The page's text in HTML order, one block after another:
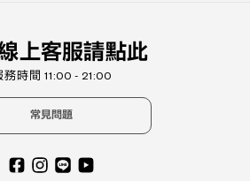
上客服請點此
務時間 11:00 - 21:00
常見問題